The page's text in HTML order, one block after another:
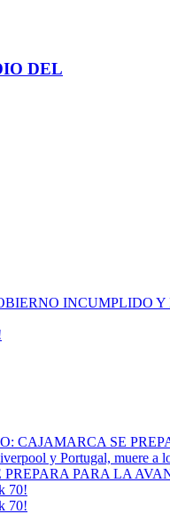
DEL
INCUMPLIDO
CAJAMARCA SE
y Portugal, muere a
PARA LA
70!
70!